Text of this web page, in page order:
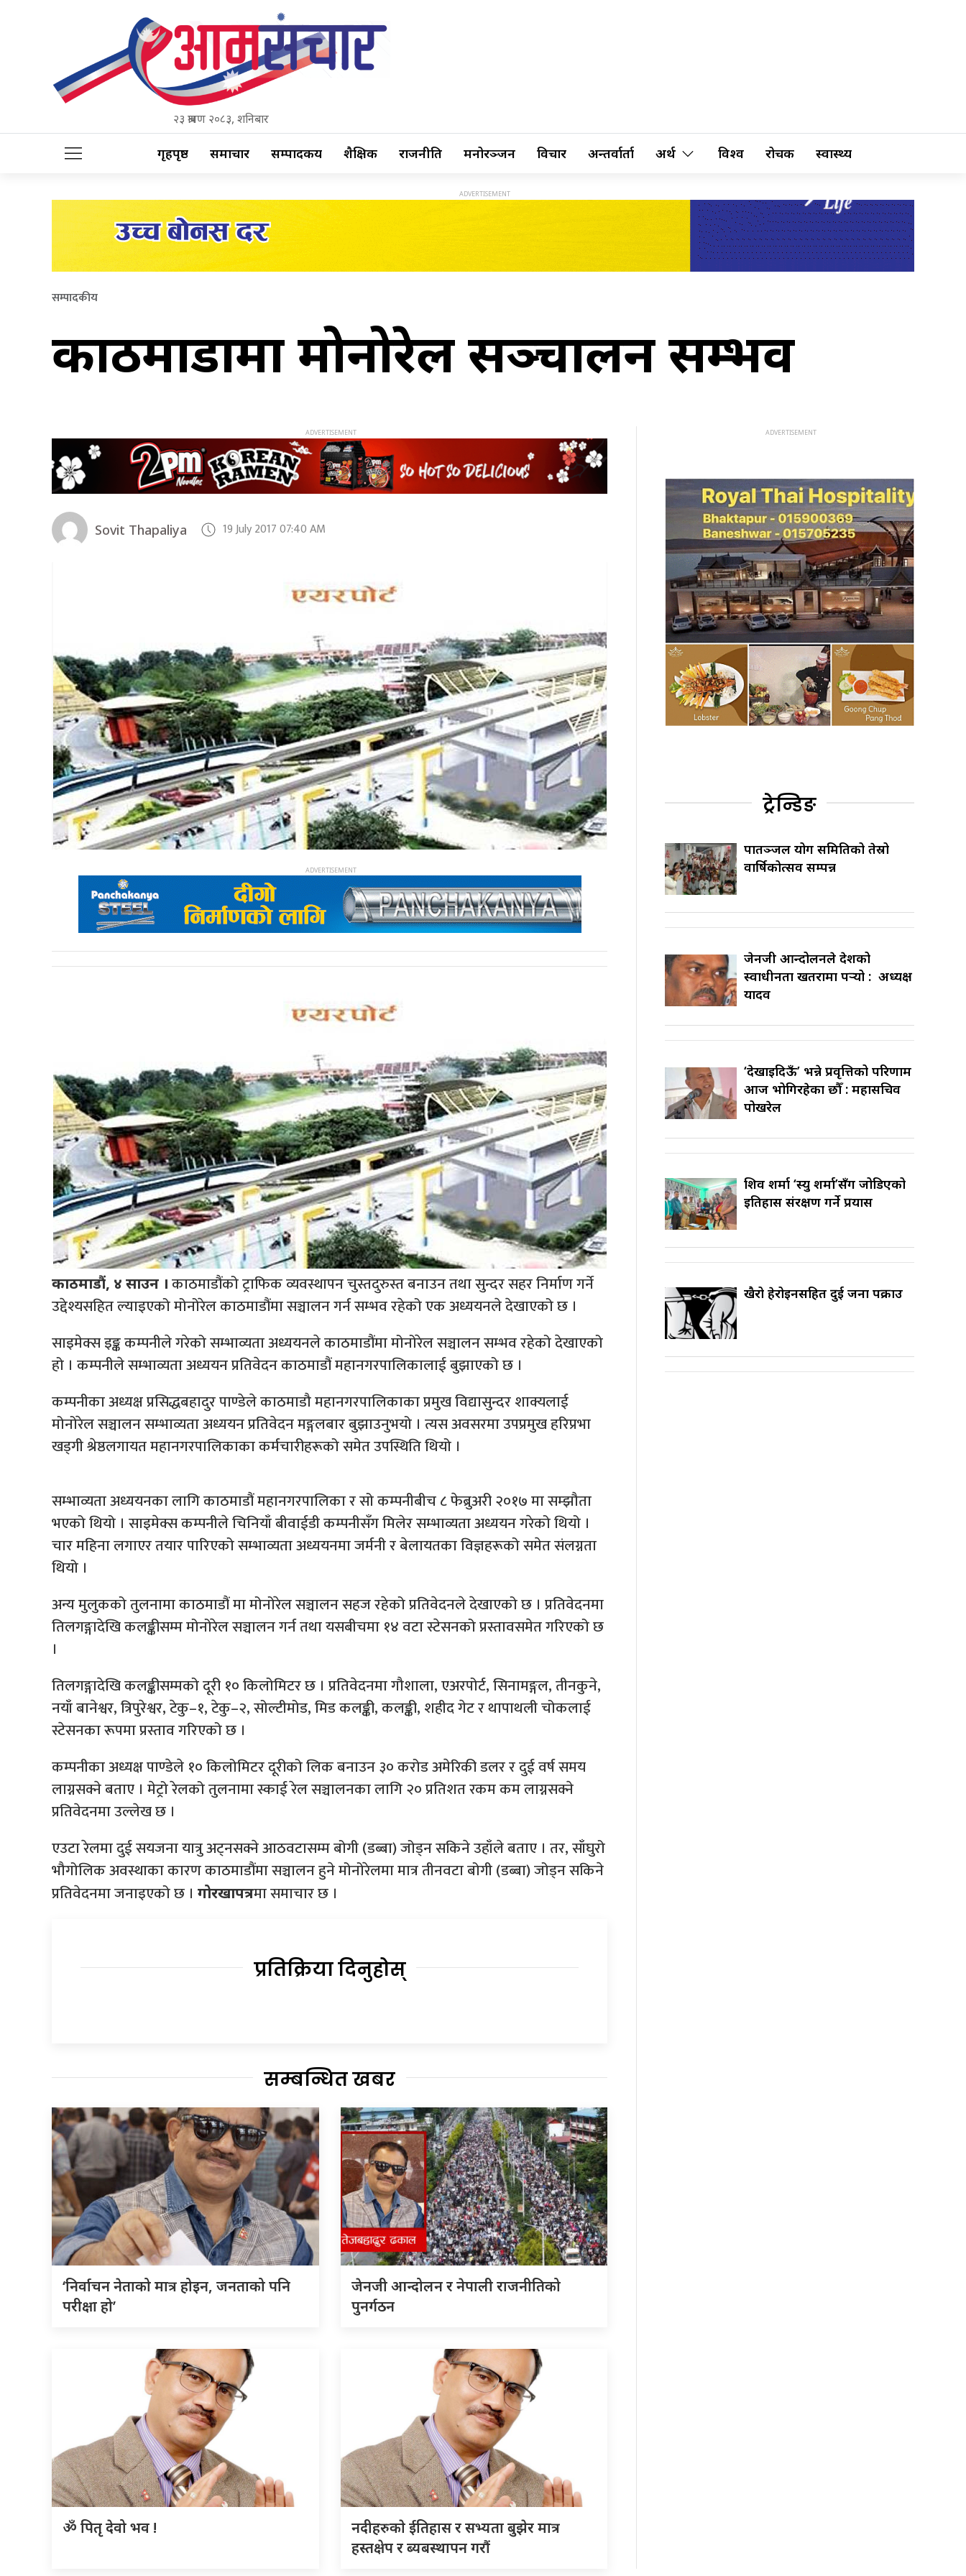
२३ श्रावण २०८३, शनिबार
गृहपृष्ठ समाचार सम्पादकीय शैक्षिक राजनीति मनोरञ्जन विचार अन्तर्वार्ता अर्थ विश्व रोचक स्वास्थ्य
सम्पादकीय
काठमाडौंमा मोनोरेल सञ्चालन सम्भव
Sovit Thapaliya 19 July 2017 07:40 AM
काठमाडौं, ४ साउन । काठमाडौंको ट्राफिक व्यवस्थापन चुस्तदुरुस्त बनाउन तथा सुन्दर सहर निर्माण गर्ने
उद्देश्यसहित ल्याइएको मोनोरेल काठमाडौंमा सञ्चालन गर्न सम्भव रहेको एक अध्ययनले देखाएको छ ।
साइमेक्स इङ्क कम्पनीले गरेको सम्भाव्यता अध्ययनले काठमाडौंमा मोनोरेल सञ्चालन सम्भव रहेको देखाएको
हो । कम्पनीले सम्भाव्यता अध्ययन प्रतिवेदन काठमाडौं महानगरपालिकालाई बुझाएको छ ।
कम्पनीका अध्यक्ष प्रसिद्धबहादुर पाण्डेले काठमाडौ महानगरपालिकाका प्रमुख विद्यासुन्दर शाक्यलाई
मोनोरेल सञ्चालन सम्भाव्यता अध्ययन प्रतिवेदन मङ्गलबार बुझाउनुभयो । त्यस अवसरमा उपप्रमुख हरिप्रभा
खड्गी श्रेष्ठलगायत महानगरपालिकाका कर्मचारीहरूको समेत उपस्थिति थियो ।
सम्भाव्यता अध्ययनका लागि काठमाडौं महानगरपालिका र सो कम्पनीबीच ८ फेब्रुअरी २०१७ मा सम्झौता
भएको थियो । साइमेक्स कम्पनीले चिनियाँ बीवाईडी कम्पनीसँग मिलेर सम्भाव्यता अध्ययन गरेको थियो ।
चार महिना लगाएर तयार पारिएको सम्भाव्यता अध्ययनमा जर्मनी र बेलायतका विज्ञहरूको समेत संलग्नता
थियो ।
अन्य मुलुकको तुलनामा काठमाडौं मा मोनोरेल सञ्चालन सहज रहेको प्रतिवेदनले देखाएको छ । प्रतिवेदनमा
तिलगङ्गादेखि कलङ्कीसम्म मोनोरेल सञ्चालन गर्न तथा यसबीचमा १४ वटा स्टेसनको प्रस्तावसमेत गरिएको छ
।
तिलगङ्गादेखि कलङ्कीसम्मको दूरी १० किलोमिटर छ । प्रतिवेदनमा गौशाला, एअरपोर्ट, सिनामङ्गल, तीनकुने,
नयाँ बानेश्वर, त्रिपुरेश्वर, टेकु–१, टेकु–२, सोल्टीमोड, मिड कलङ्की, कलङ्की, शहीद गेट र थापाथली चोकलाई
स्टेसनका रूपमा प्रस्ताव गरिएको छ ।
कम्पनीका अध्यक्ष पाण्डेले १० किलोमिटर दूरीको लिक बनाउन ३० करोड अमेरिकी डलर र दुई वर्ष समय
लाग्नसक्ने बताए । मेट्रो रेलको तुलनामा स्काई रेल सञ्चालनका लागि २० प्रतिशत रकम कम लाग्नसक्ने
प्रतिवेदनमा उल्लेख छ ।
एउटा रेलमा दुई सयजना यात्रु अट्नसक्ने आठवटासम्म बोगी (डब्बा) जोड्न सकिने उहाँले बताए । तर, साँघुरो
भौगोलिक अवस्थाका कारण काठमाडौंमा सञ्चालन हुने मोनोरेलमा मात्र तीनवटा बोगी (डब्बा) जोड्न सकिने
प्रतिवेदनमा जनाइएको छ । गोरखापत्रमा समाचार छ ।
प्रतिक्रिया दिनुहोस्
सम्बन्धित खबर
‘निर्वाचन नेताको मात्र होइन, जनताको पनि
परीक्षा हो’
जेनजी आन्दोलन र नेपाली राजनीतिको
पुनर्गठन
ॐ पितृ देवो भव !
नदीहरुकाे ईतिहास र सभ्यता बुझेर मात्र
हस्तक्षेप र ब्यबस्थापन गराैं
ट्रेन्डिङ
पातञ्जल योग समितिको तेस्रो
वार्षिकोत्सव सम्पन्न
जेनजी आन्दोलनले देशको
स्वाधीनता खतरामा पर्‍यो : अध्यक्ष
यादव
‘देखाइदिऊँ’ भन्ने प्रवृत्तिको परिणाम
आज भोगिरहेका छौँ : महासचिव
पोखरेल
शिव शर्मा ‘स्यु शर्मा’सँग जोडिएको
इतिहास संरक्षण गर्ने प्रयास
खैरो हेरोइनसहित दुई जना पक्राउ